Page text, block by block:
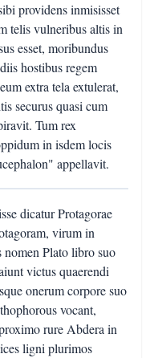
providens inmisisset
telis vulneribus altis in
esset, moribundus
hostibus regem
extra tela extulerat,
securus quasi cum
Tum rex
in isdem locis
appellavit.
dicatur Protagorae
virum in
Plato libro suo
victus quaerendi
onerum corpore suo
vocant,
rure Abdera in
ligni plurimos